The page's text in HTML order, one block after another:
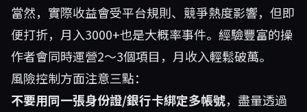
當然，實際收益會受平台規則、競爭熱度影響，但即
便打折，月入3000+也是大概率事件。經驗豐富的操
作者會同時運營2～3個項目，月收入輕鬆破萬。
風險控制方面注意三點：
不要用同一張身份證/銀行卡綁定多帳號，盡量透過